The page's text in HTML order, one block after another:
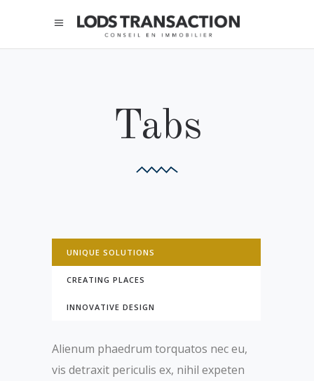
Tabs
UNIQUE SOLUTIONS
CREATING PLACES
INNOVATIVE DESIGN
Alienum phaedrum torquatos nec eu,
vis detraxit periculis ex, nihil expeten